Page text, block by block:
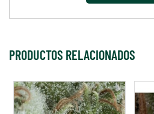
PRODUCTOS RELACIONADOS